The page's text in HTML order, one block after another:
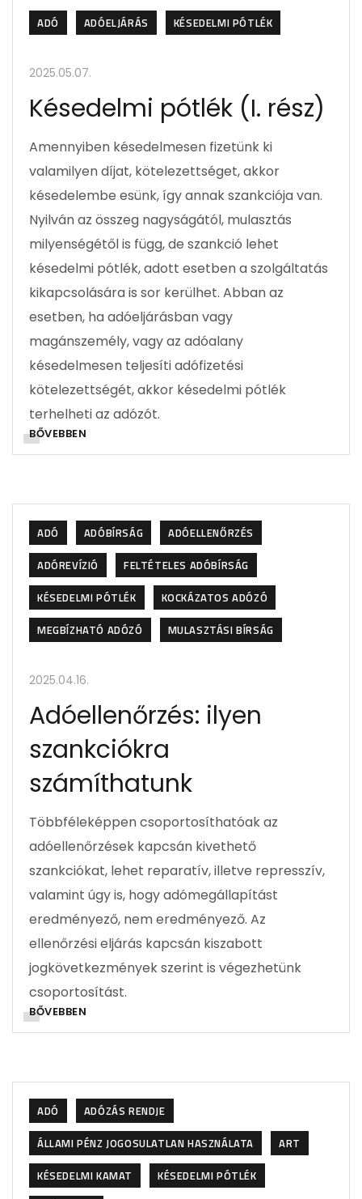
ADÓ ADÓELJÁRÁS KÉSEDELMI PÓTLÉK
2025.05.07.
Késedelmi pótlék (I. rész)
Amennyiben késedelmesen fizetünk ki
valamilyen díjat, kötelezettséget, akkor
késedelembe esünk, így annak szankciója van.
Nyilván az összeg nagyságától, mulasztás
milyenségétől is függ, de szankció lehet
késedelmi pótlék, adott esetben a szolgáltatás
kikapcsolására is sor kerülhet. Abban az
esetben, ha adóeljárásban vagy
magánszemély, vagy az adóalany
késedelmesen teljesíti adófizetési
kötelezettségét, akkor késedelmi pótlék
terhelheti az adózót.
BŐVEBBEN
ADÓ ADÓBÍRSÁG
ADÓELLENŐRZÉS
ADÓREVÍZIÓ
FELTÉTELES ADÓBÍRSÁG
KÉSEDELMI PÓTLÉK
KOCKÁZATOS ADÓZÓ
MEGBÍZHATÓ ADÓZÓ
MULASZTÁSI BÍRSÁG
2025.04.16.
Adóellenőrzés: ilyen
szankciókra
számíthatunk
Többféleképpen csoportosíthatóak az
adóellenőrzések kapcsán kivethető
szankciókat, lehet reparatív, illetve represszív,
valamint úgy is, hogy adómegállapítást
eredményező, nem eredményező. Az
ellenőrzési eljárás kapcsán kiszabott
jogkövetkezmények szerint is végezhetünk
csoportosítást.
BŐVEBBEN
ADÓ
ADÓZÁS RENDJE
ÁLLAMI PÉNZ JOGOSULATLAN HASZNÁLATA
ART
KÉSEDELMI KAMAT
KÉSEDELMI PÓTLÉK